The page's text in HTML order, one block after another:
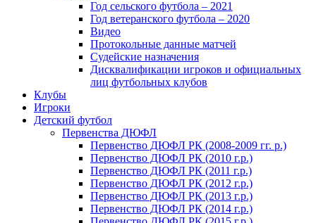
Год сельского футбола – 2021
Год ветеранского футбола – 2020
Видео
Протокольные данные матчей
Судейские назначения
Дисквалификации игроков и официальных
лиц футбольных клубов
Клубы
Игроки
Детский футбол
Первенства ДЮФЛ
Первенство ДЮФЛ РК (2008-2009 гг. р.)
Первенство ДЮФЛ РК (2010 г.р.)
Первенство ДЮФЛ РК (2011 г.р.)
Первенство ДЮФЛ РК (2012 г.р.)
Первенство ДЮФЛ РК (2013 г.р.)
Первенство ДЮФЛ РК (2014 г.р.)